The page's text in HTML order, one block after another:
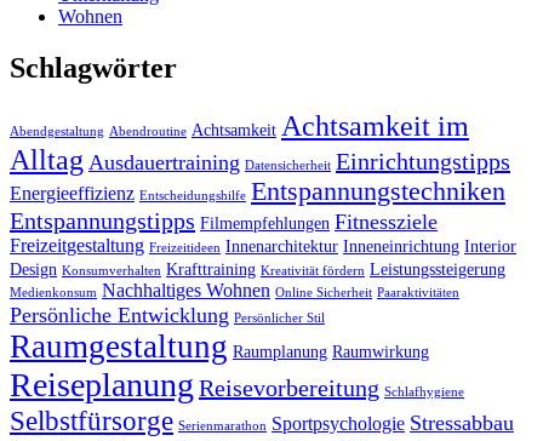
Wohnen
Schlagwörter
Abendgestaltung Abendroutine Achtsamkeit Achtsamkeit im
Alltag Ausdauertraining Datensicherheit Einrichtungstipps
Energieeffizienz Entscheidungshilfe Entspannungstechniken
Entspannungstipps Filmempfehlungen Fitnessziele
Freizeitgestaltung Freizeitideen Innenarchitektur Inneneinrichtung Interior
Design Konsumverhalten Krafttraining Kreativität fördern Leistungssteigerung
Medienkonsum Nachhaltiges Wohnen Online Sicherheit Paaraktivitäten
Persönliche Entwicklung Persönlicher Stil
Raumgestaltung Raumplanung Raumwirkung
Reiseplanung Reisevorbereitung Schlafhygiene
Selbstfürsorge Serienmarathon Sportpsychologie Stressabbau